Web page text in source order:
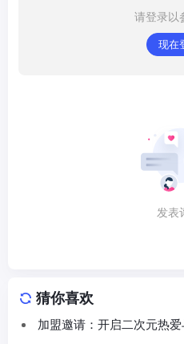
请登录以
现在
发表
猜你喜欢
加盟邀请：开启二次元热